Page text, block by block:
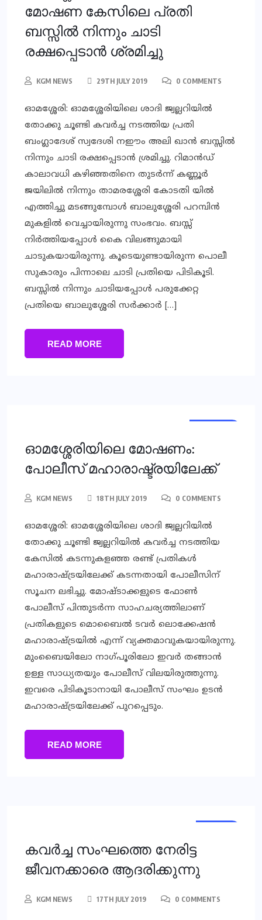
മോഷണ കേസിലെ പ്രതി
ബസ്സില്‍ നിന്നും ചാടി
രക്ഷപ്പെടാന്‍ ശ്രമിച്ചു
KGM NEWS 29TH JULY 2019 0 COMMENTS
ഓമശ്ശേരി: ഓമശ്ശേരിയിലെ ശാദി ജ്വല്ലറിയില്‍
തോക്കു ചൂണ്ടി കവര്‍ച്ച നടത്തിയ പ്രതി
ബംഗ്ലാദേശ് സ്വദേശി നഈം അലി ഖാന്‍ ബസ്സില്‍
നിന്നും ചാടി രക്ഷപ്പെടാന്‍ ശ്രമിച്ചു. റിമാന്‍ഡ്
കാലാവധി കഴിഞ്ഞതിനെ തുടര്‍ന്ന് കണ്ണൂര്‍
ജയിലില്‍ നിന്നും താമരശ്ശേരി കോടതി യില്‍
എത്തിച്ചു മടങ്ങുമ്പോള്‍ ബാലുശ്ശേരി പറമ്പിന്‍
മുകളില്‍ വെച്ചായിരുന്നു സംഭവം. ബസ്സ്
നിര്‍ത്തിയപ്പോള്‍ കൈ വിലങ്ങുമായി
ചാടുകയായിരുന്നു. കൂടെയുണ്ടായിരുന്ന പൊലീ
സുകാരും പിന്നാലെ ചാടി പ്രതിയെ പിടികൂടി.
ബസ്സില്‍ നിന്നും ചാടിയപ്പോള്‍ പരുക്കേറ്റ
പ്രതിയെ ബാലുശ്ശേരി സര്‍ക്കാര്‍ […]
READ MORE
ഓമശ്ശേരിയിലെ മോഷണം:
പോലീസ് മഹാരാഷ്ട്രയിലേക്ക്
KGM NEWS 18TH JULY 2019 0 COMMENTS
ഓമശ്ശേരി: ഓമശ്ശേരിയിലെ ശാദി ജ്വല്ലറിയില്‍
തോക്കു ചൂണ്ടി ജ്വല്ലറിയില്‍ കവര്‍ച്ച നടത്തിയ
കേസില്‍ കടന്നുകളഞ്ഞ രണ്ട് പ്രതികള്‍
മഹാരാഷ്ട്രയിലേക്ക് കടന്നതായി പോലീസിന്
സൂചന ലഭിച്ചു. മോഷ്ടാക്കളുടെ ഫോണ്‍
പോലീസ് പിന്തുടര്‍ന്ന സാഹചര്യത്തിലാണ്
പ്രതികളുടെ മൊബൈല്‍ ടവര്‍ ലൊക്കേഷന്‍
മഹാരാഷ്ട്രയില്‍ എന്ന് വ്യക്തമാവുകയായിരുന്നു.
മുംബൈയിലോ നാഗ്പൂരിലോ ഇവര്‍ തങ്ങാന്‍
ഉള്ള സാധ്യതയും പോലീസ് വിലയിരുത്തുന്നു.
ഇവരെ പിടികൂടാനായി പോലീസ് സംഘം ഉടന്‍
മഹാരാഷ്ട്രയിലേക്ക് പുറപ്പെടും.
READ MORE
കവര്‍ച്ച സംഘത്തെ നേരിട്ട
ജീവനക്കാരെ ആദരിക്കുന്നു
KGM NEWS 17TH JULY 2019 0 COMMENTS